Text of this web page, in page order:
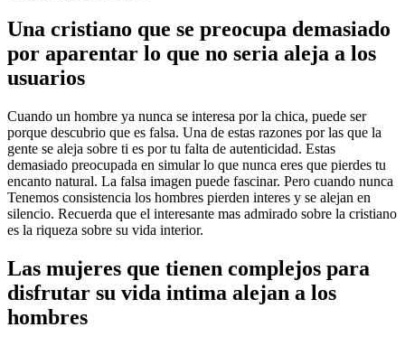
Una cristiano que se preocupa demasiado
por aparentar lo que no seri­a aleja a los
usuarios
Cuando un hombre ya nunca se interesa por la chica, puede ser
porque descubrio que es falsa. Una de estas razones por las que la
gente se aleja sobre ti es por tu falta de autenticidad. Estas
demasiado preocupada en simular lo que nunca eres que pierdes tu
encanto natural. La falsa imagen puede fascinar. Pero cuando nunca
Tenemos consistencia los hombres pierden interes y se alejan en
silencio. Recuerda que el interesante mas admirado sobre la cristiano
es la riqueza sobre su vida interior.
Las mujeres que tienen complejos para
disfrutar su vida intima alejan a los
hombres